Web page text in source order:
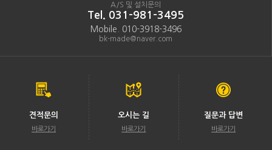
A/S 및 설치문의
Tel. 031-981-3495
Mobile. 010-3918-3496
bk-made@naver.com
견적문의
바로가기
오시는 길
바로가기
질문과 답변
바로가기